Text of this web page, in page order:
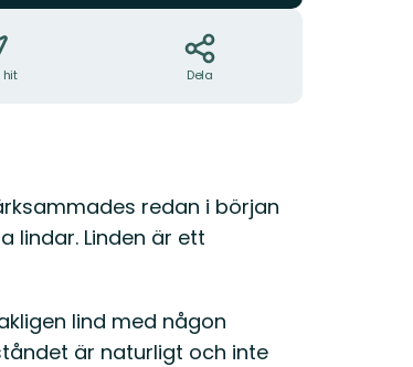
hit Dela
redan i början
lindar. Linden är ett
lind med någon
är naturligt och inte